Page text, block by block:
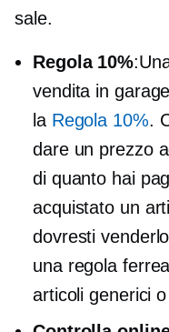
sale.
Regola 10%
vendita in
la Regola 10%.
dare un prezzo
di quanto hai
acquistato un
dovresti
una regola
articoli generici